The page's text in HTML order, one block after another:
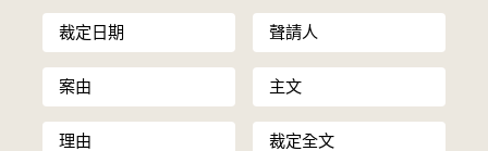
裁定日期 聲請人
案由 主文
理由 裁定全文